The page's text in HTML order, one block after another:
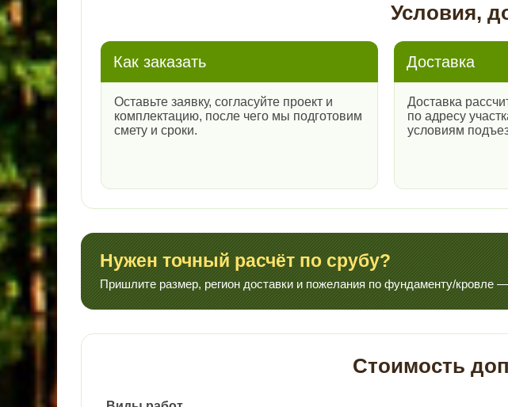
Условия,
Как заказать
Оставьте заявку, согласуйте проект и
комплектацию, после чего мы подготовим
смету и сроки.
Доставка
Доставка
по адресу
условиям
Нужен точный расчёт по срубу?
Пришлите размер, регион доставки и пожелания по фундаменту/кровле
Стоимость